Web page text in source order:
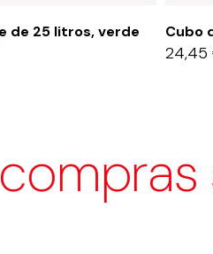
de 25 litros, verde Cubo
24,45